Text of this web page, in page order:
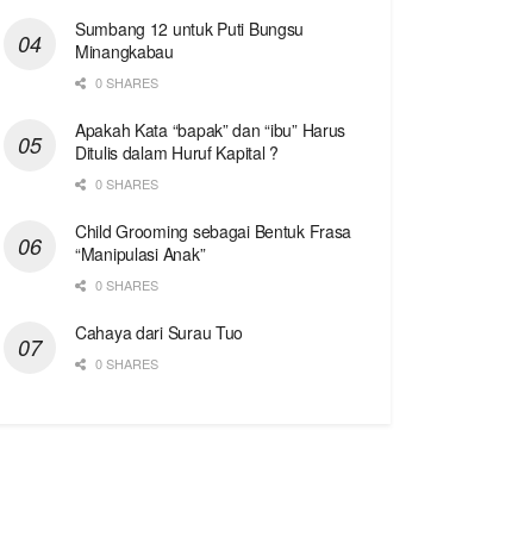
Sumbang 12 untuk Puti Bungsu
Minangkabau
0 SHARES
Apakah Kata “bapak” dan “ibu” Harus
Ditulis dalam Huruf Kapital ?
0 SHARES
Child Grooming sebagai Bentuk Frasa
“Manipulasi Anak”
0 SHARES
Cahaya dari Surau Tuo
0 SHARES